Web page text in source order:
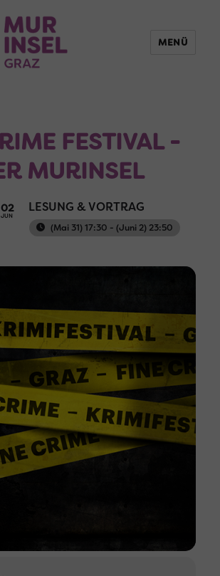
MENÜ
FESTIVAL -
MURINSEL
02
JUN
LESUNG & VORTRAG
(Mai 31) 17:30 - (Juni 2) 23:50